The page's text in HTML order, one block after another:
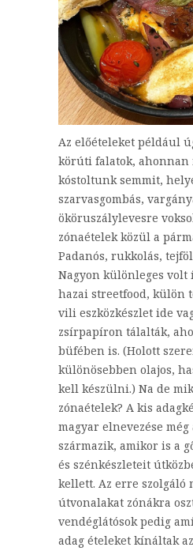
Az előételeket például
körúti falatok, ahonnan
kóstoltunk semmit,
szarvasgombás,
ököruszálylevesre
zónaételek közül a
Padanós, rukkolás,
Nagyon különleges volt
hazai streetfood, külön
vili eszközkészlet ide
zsírpapíron tálalták,
büfében is. (Holott
különösebben olajos,
kell készülni.) Na de
zónaételek? A kis
magyar elnevezése még
származik, amikor is a
és szénkészleteit
kellett. Az erre szolgáló
útvonalakat zónákra
vendéglátósok pedig
adag ételeket kínáltak